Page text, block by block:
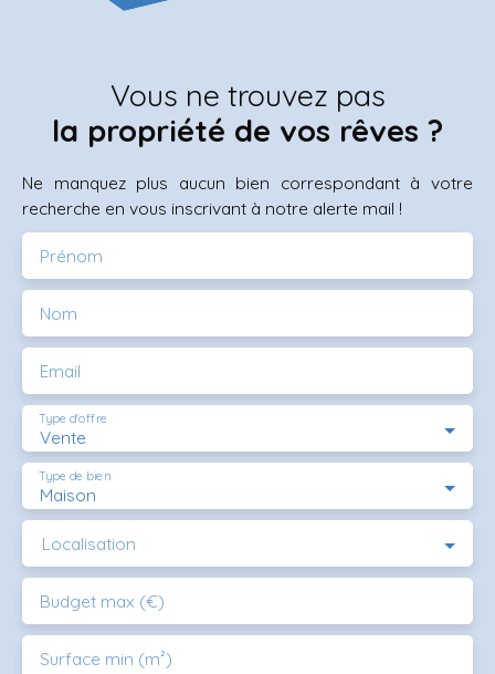
Vous ne trouvez pas
la propriété de vos rêves ?
Ne manquez plus aucun bien correspondant à votre
recherche en vous inscrivant à notre alerte mail !
Prénom
Nom
Email
Vente
Type d'offre
Maison
Type de bien
Localisation
Budget max (€)
Surface min (m²)